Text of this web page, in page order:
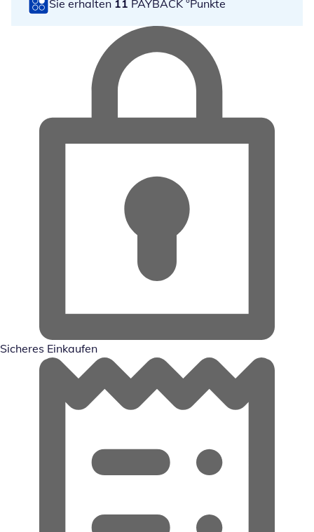
Sie erhalten 11 PAYBACK °Punkte
Sicheres Einkaufen